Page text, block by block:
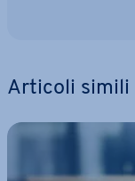
Articoli simili